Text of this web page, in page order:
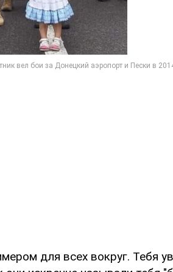
для всех вокруг. Тебя